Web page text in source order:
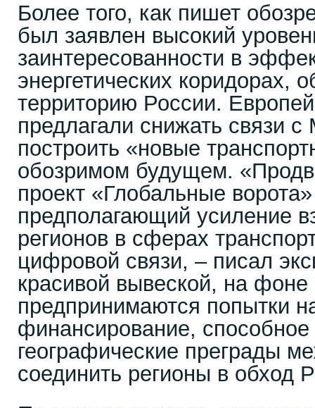
Более того, как пишет
был заявлен высокий
заинтересованности в
энергетических коридорах,
территорию России.
предлагали снижать связи
построить «новые
обозримом будущем.
проект «Глобальные
предполагающий усиление
регионов в сферах
цифровой связи, – писал
красивой вывеской, на фоне
предпринимаются попытки
финансирование, способное
географические преграды
соединить регионы в обход